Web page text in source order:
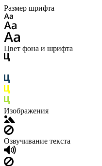
Размер шрифта
Цвет фона и шрифта
Изображения
Озвучивание текста